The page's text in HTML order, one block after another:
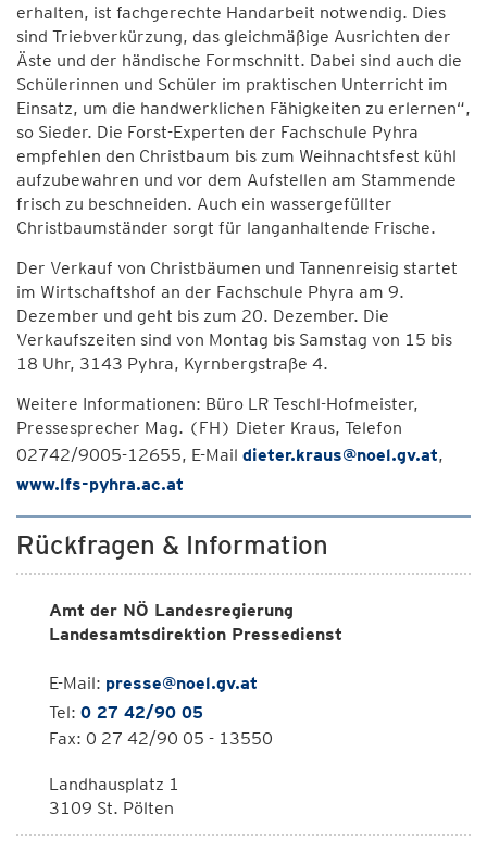
erhalten, ist fachgerechte Handarbeit notwendig. Dies
sind Triebverkürzung, das gleichmäßige Ausrichten der
Äste und der händische Formschnitt. Dabei sind auch die
Schülerinnen und Schüler im praktischen Unterricht im
Einsatz, um die handwerklichen Fähigkeiten zu erlernen“,
so Sieder. Die Forst-Experten der Fachschule Pyhra
empfehlen den Christbaum bis zum Weihnachtsfest kühl
aufzubewahren und vor dem Aufstellen am Stammende
frisch zu beschneiden. Auch ein wassergefüllter
Christbaumständer sorgt für langanhaltende Frische.
Der Verkauf von Christbäumen und Tannenreisig startet
im Wirtschaftshof an der Fachschule Phyra am 9.
Dezember und geht bis zum 20. Dezember. Die
Verkaufszeiten sind von Montag bis Samstag von 15 bis
18 Uhr, 3143 Pyhra, Kyrnbergstraße 4.
Weitere Informationen: Büro LR Teschl-Hofmeister,
Pressesprecher Mag. (FH) Dieter Kraus, Telefon
02742/9005-12655, E-Mail dieter.kraus@noel.gv.at,
www.lfs-pyhra.ac.at
Rückfragen & Information
Amt der NÖ Landesregierung
Landesamtsdirektion Pressedienst
E-Mail: presse@noel.gv.at
Tel: 0 27 42/90 05
Fax: 0 27 42/90 05 - 13550
Landhausplatz 1
3109 St. Pölten